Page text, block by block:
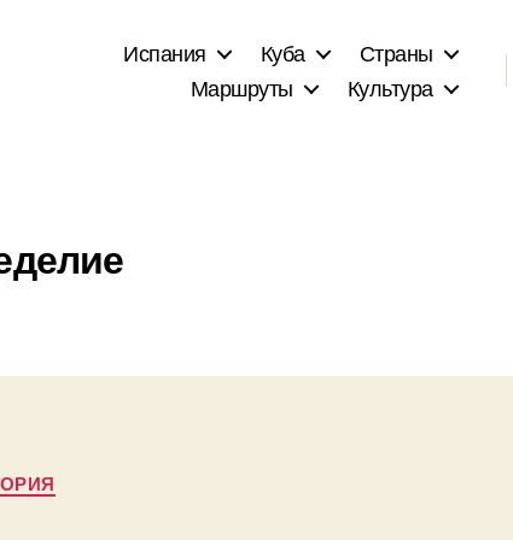
Испания Куба
Страны
Маршруты
Культура